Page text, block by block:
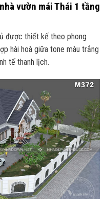
vườn mái Thái 1 tầng
được thiết kế theo phong
hài hoà giữa tone màu trắng
tế thanh lịch.